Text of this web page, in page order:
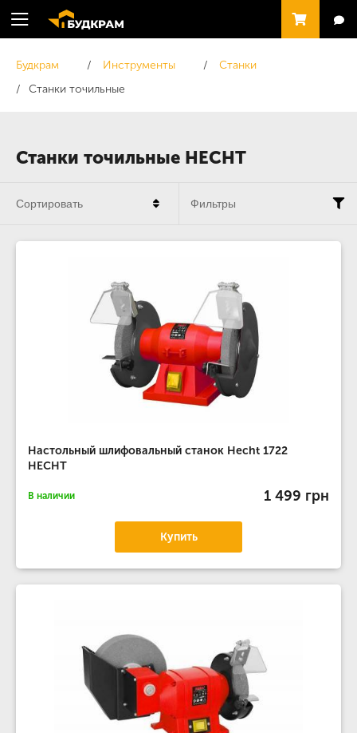
Станки точильные HECHT
Будкрам Инструменты
Станки
Станки точильные
Настольный шлифовальный станок Hecht 1722
HECHT
В наличии 1 499 грн
Купить
Сортировать Фильтры